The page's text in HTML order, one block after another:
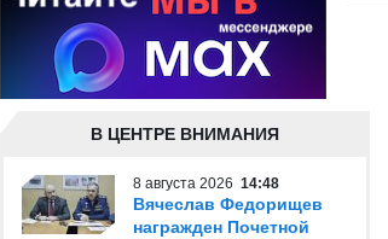
В ЦЕНТРЕ ВНИМАНИЯ
8 августа 2026 14:48
Вячеслав Федорищев
награжден Почетной